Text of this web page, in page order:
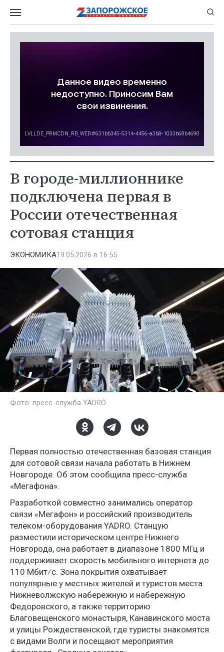
В городе-миллионнике
подключена первая в
России отечественная
сотовая станция
ЭКОНОМИКА19.05.2026 в 16:55
Фото: пресс-служба YADRO
Первая полностью отечественная базовая станция
для сотовой связи начала работать в Нижнем
Новгороде. Об этом сообщила пресс-служба
«Мегафона».
Разработкой совместно занимались оператор
связи «Мегафон» и российский производитель
телеком-оборудования YADRO. Станцую
разместили историческом центре Нижнего
Новгорода, она работает в диапазоне 1800 МГц и
поддерживает скорость мобильного интернета до
110 Мбит⁄с. Зона покрытия охватывает
популярные у местных жителей и туристов места:
Нижневолжскую набережную и набережную
Федоровского, а также территорию
Благовещенского монастыря, Канавинского моста
и улицы Рождественской, где туристы знакомятся
с видами Волги и посещают мероприятия